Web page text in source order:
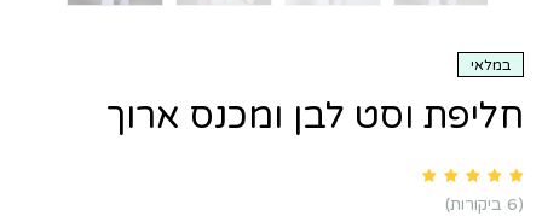
במלאי
חליפת וסט לבן ומכנס ארוך
6
customer ratings(
6 ביקורות)